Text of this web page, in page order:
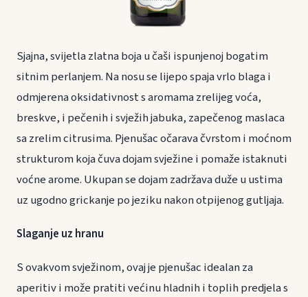
Sjajna, svijetla zlatna boja u čaši ispunjenoj bogatim
sitnim perlanjem. Na nosu se lijepo spaja vrlo blaga i
odmjerena oksidativnost s aromama zrelijeg voća,
breskve, i pečenih i svježih jabuka, zapečenog maslaca
sa zrelim citrusima. Pjenušac očarava čvrstom i moćnom
strukturom koja čuva dojam svježine i pomaže istaknuti
voćne arome. Ukupan se dojam zadržava duže u ustima
uz ugodno grickanje po jeziku nakon otpijenog gutljaja.
Slaganje uz hranu
S ovakvom svježinom, ovaj je pjenušac idealan za
aperitiv i može pratiti većinu hladnih i toplih predjela s